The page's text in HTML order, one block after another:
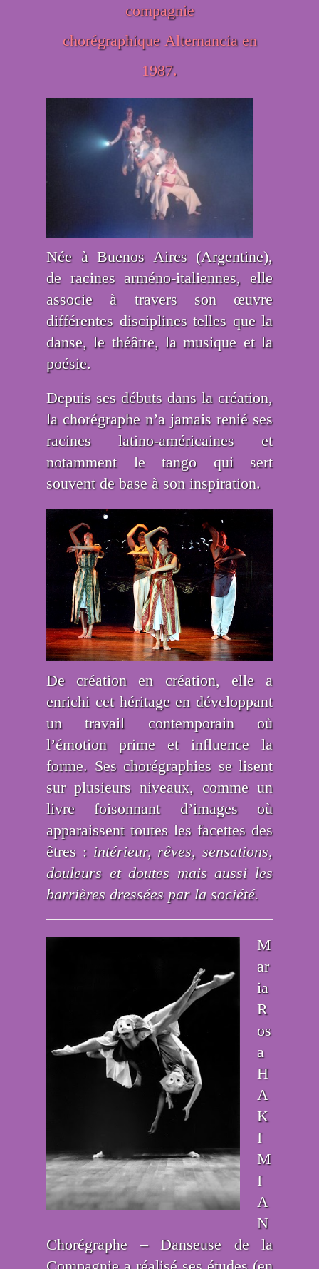
compagnie
chorégraphique Alternancia en
1987.
Née à Buenos Aires (Argentine),
de racines arméno-italiennes, elle
associe à travers son œuvre
différentes disciplines telles que la
danse, le théâtre, la musique et la
poésie.
Depuis ses débuts dans la création,
la chorégraphe n’a jamais renié ses
racines latino-américaines et
notamment le tango qui sert
souvent de base à son inspiration.
De création en création, elle a
enrichi cet héritage en développant
un travail contemporain où
l’émotion prime et influence la
forme. Ses chorégraphies se lisent
sur plusieurs niveaux, comme un
livre foisonnant d’images où
apparaissent toutes les facettes des
êtres :intérieur, rêves, sensations,
douleurs et doutes mais aussi les
barrières dressées par la société.
M
ar
ia
R
os
a
H
A
K
I
M
I
A
N
Chorégraphe – Danseuse de la